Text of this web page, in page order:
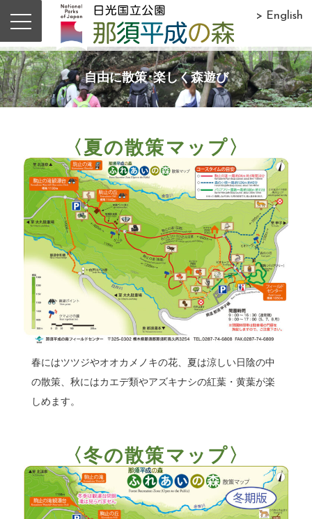
> English
自由に散策･楽しく森遊び
〈夏の散策マップ〉
春にはツツジやオオカメノキの花、夏は涼しい日陰の中
の散策、秋にはカエデ類やアズキナシの紅葉・黄葉が楽
しめます。
〈冬の散策マップ〉